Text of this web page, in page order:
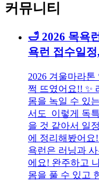
커뮤니티
🛁 2026 목욕
욕런 접수일
2026 겨울마라
쩍 뜨였어요!! ✨
몸을 녹일 수 있
서도 이렇게 독
을 것 같아서 일
에 정리해봤어
욕런은 러닝과
에요! 완주하고
몸을 풀 수 있고